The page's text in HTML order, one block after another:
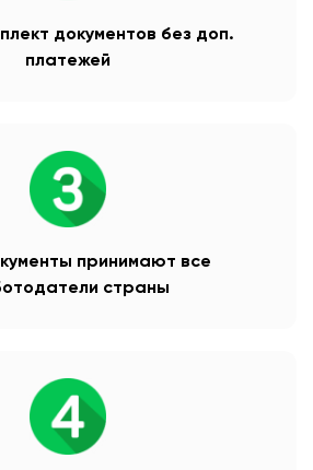
документов без доп.
платежей
принимают все
страны